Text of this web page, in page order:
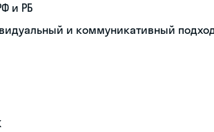
и РБ
и коммуникативный